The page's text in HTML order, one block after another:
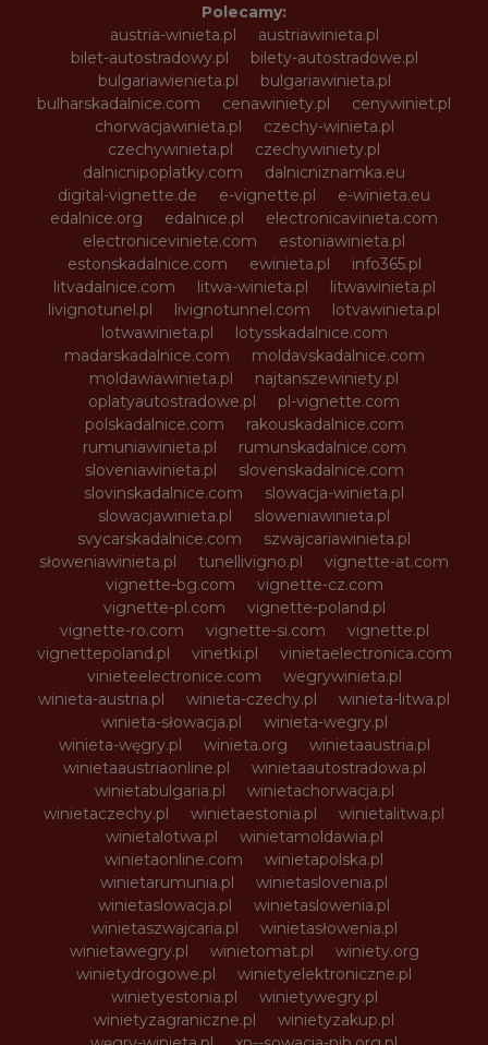
Polecamy:
austria-winieta.pl
austriawinieta.pl
bilet-autostradowy.pl
bilety-autostradowe.pl
bulgariawienieta.pl
bulgariawinieta.pl
bulharskadalnice.com
cenawiniety.pl
cenywiniet.pl
chorwacjawinieta.pl
czechy-winieta.pl
czechywinieta.pl
czechywiniety.pl
dalnicnipoplatky.com
dalnicniznamka.eu
digital-vignette.de
e-vignette.pl
e-winieta.eu
edalnice.org
edalnice.pl
electronicavinieta.com
electroniceviniete.com
estoniawinieta.pl
estonskadalnice.com
ewinieta.pl
info365.pl
litvadalnice.com
litwa-winieta.pl
litwawinieta.pl
livignotunel.pl
livignotunnel.com
lotvawinieta.pl
lotwawinieta.pl
lotysskadalnice.com
madarskadalnice.com
moldavskadalnice.com
moldawiawinieta.pl
najtanszewiniety.pl
oplatyautostradowe.pl
pl-vignette.com
polskadalnice.com
rakouskadalnice.com
rumuniawinieta.pl
rumunskadalnice.com
sloveniawinieta.pl
slovenskadalnice.com
slovinskadalnice.com
slowacja-winieta.pl
slowacjawinieta.pl
sloweniawinieta.pl
svycarskadalnice.com
szwajcariawinieta.pl
słoweniawinieta.pl
tunellivigno.pl
vignette-at.com
vignette-bg.com
vignette-cz.com
vignette-pl.com
vignette-poland.pl
vignette-ro.com
vignette-si.com
vignette.pl
vignettepoland.pl
vinetki.pl
vinietaelectronica.com
vinieteelectronice.com
wegrywinieta.pl
winieta-austria.pl
winieta-czechy.pl
winieta-litwa.pl
winieta-słowacja.pl
winieta-wegry.pl
winieta-węgry.pl
winieta.org
winietaaustria.pl
winietaaustriaonline.pl
winietaautostradowa.pl
winietabulgaria.pl
winietachorwacja.pl
winietaczechy.pl
winietaestonia.pl
winietalitwa.pl
winietalotwa.pl
winietamoldawia.pl
winietaonline.com
winietapolska.pl
winietarumunia.pl
winietaslovenia.pl
winietaslowacja.pl
winietaslowenia.pl
winietaszwajcaria.pl
winietasłowenia.pl
winietawegry.pl
winietomat.pl
winiety.org
winietydrogowe.pl
winietyelektroniczne.pl
winietyestonia.pl
winietywegry.pl
winietyzagraniczne.pl
winietyzakup.pl